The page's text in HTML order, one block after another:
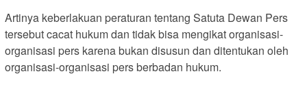
Artinya keberlakuan peraturan tentang Satuta Dewan Pers
tersebut cacat hukum dan tidak bisa mengikat organisasi-
organisasi pers karena bukan disusun dan ditentukan oleh
organisasi-organisasi pers berbadan hukum.